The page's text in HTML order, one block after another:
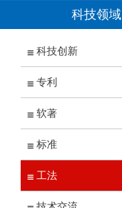
科技领域
科技创新
专利
软著
标准
工法